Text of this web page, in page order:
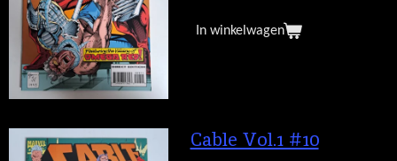
In winkelwagen
Cable Vol.1 #10